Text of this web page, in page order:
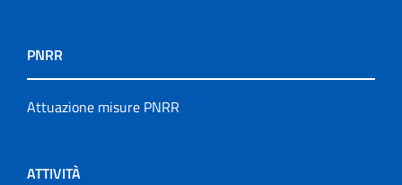
PNRR
Attuazione misure PNRR
ATTIVITÀ